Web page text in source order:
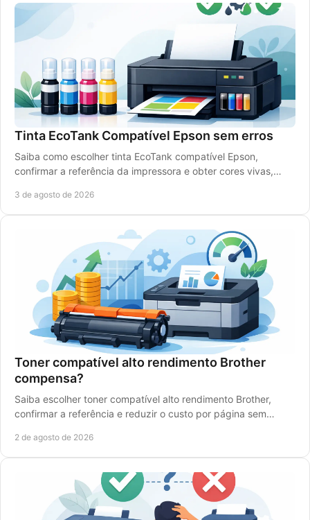
Tinta EcoTank Compatível Epson sem erros
Saiba como escolher tinta EcoTank compatível Epson,
confirmar a referência da impressora e obter cores vivas,
3 de agosto de 2026
Toner compatível alto rendimento Brother
compensa?
Saiba escolher toner compatível alto rendimento Brother,
confirmar a referência e reduzir o custo por página sem
2 de agosto de 2026